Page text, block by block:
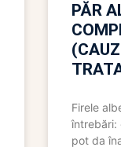
PĂR
Firele
întrebări:
pot da